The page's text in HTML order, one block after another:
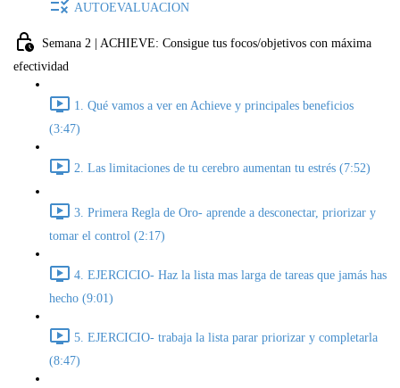
AUTOEVALUACION
Semana 2 | ACHIEVE: Consigue tus focos/objetivos con máxima
efectividad
1. Qué vamos a ver en Achieve y principales beneficios
(3:47)
2. Las limitaciones de tu cerebro aumentan tu estrés (7:52)
3. Primera Regla de Oro- aprende a desconectar, priorizar y
tomar el control (2:17)
4. EJERCICIO- Haz la lista mas larga de tareas que jamás has
hecho (9:01)
5. EJERCICIO- trabaja la lista parar priorizar y completarla
(8:47)